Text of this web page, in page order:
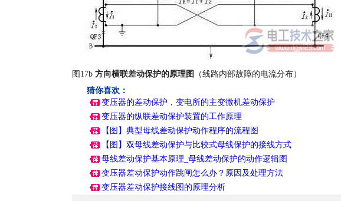
图17b 方向横联差动保护的原理图
（线路内部故障的电流分布）
猜你喜欢：
变压器的差动保护，变电所的主变微机差动保护
变压器的纵联差动保护装置的工作原理
【图】典型母线差动保护动作程序的流程图
【图】双母线差动保护与比较式母线保护的接线方式
母线差动保护基本原理_母线差动保护的动作逻辑图
变压器差动保护动作跳闸怎么办？原因及处理方法
变压器差动保护接线图的原理分析